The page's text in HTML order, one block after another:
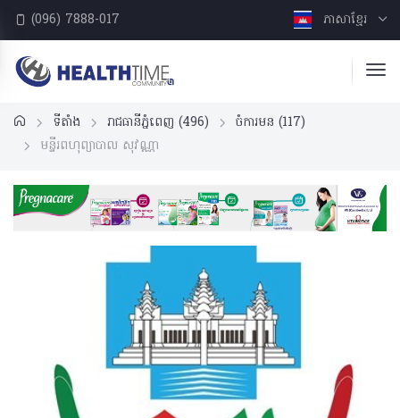
(096) 7888-017 ភាសាខ្មែរ
ទីតាំង រាជធានីភ្នំពេញ (496) ចំការមន (117)
មន្ទីរពហុព្យាបាល​ សុវណ្ណា